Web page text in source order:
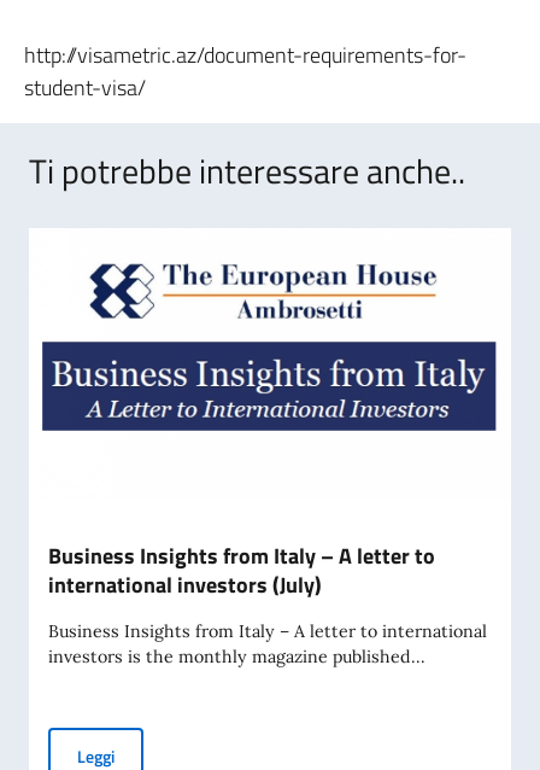
http://visametric.az/document-requirements-for-
student-visa/
Ti potrebbe interessare anche..
Business Insights from Italy – A letter to
international investors (July)
Business Insights from Italy – A letter to international
investors is the monthly magazine published...
LeggiBusiness Insights from Italy – A letter to international